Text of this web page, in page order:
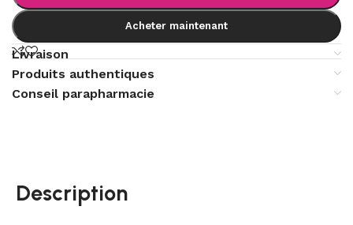
Acheter maintenant
Livraison
Produits authentiques
Conseil parapharmacie
Description